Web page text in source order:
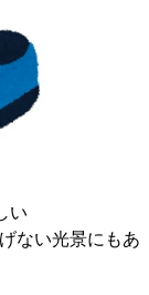
い
ない光景にもあ